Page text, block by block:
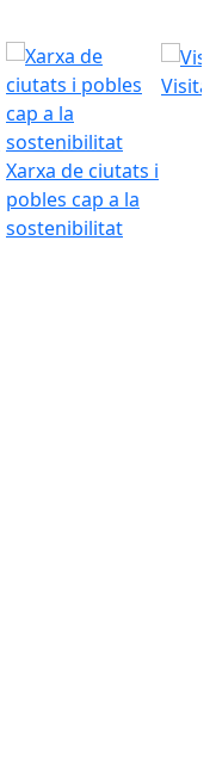
Xarxa de ciutats i
pobles cap a la
sostenibilitat
Visita